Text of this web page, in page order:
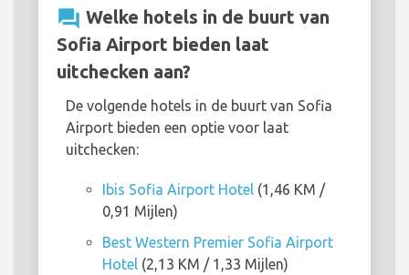
question_answer Welke hotels in de buurt van
Sofia Airport bieden laat
uitchecken aan?
De volgende hotels in de buurt van Sofia
Airport bieden een optie voor laat
uitchecken:
Ibis Sofia Airport Hotel (1,46 KM /
0,91 Mijlen)
Best Western Premier Sofia Airport
Hotel (2,13 KM / 1,33 Mijlen)